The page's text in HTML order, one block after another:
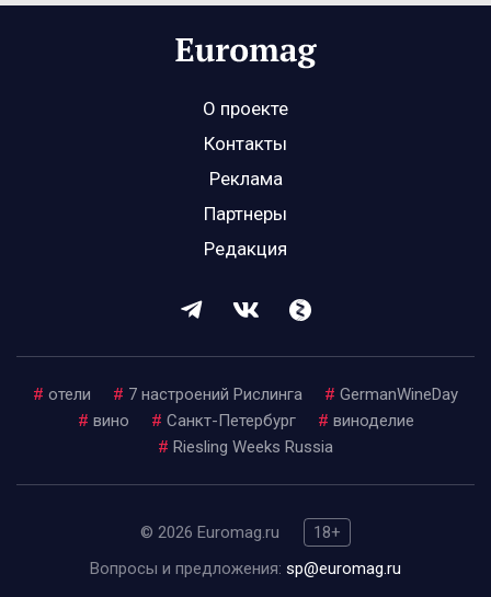
О проекте
Контакты
Реклама
Партнеры
Редакция
# отели # 7 настроений Рислинга # GermanWineDay
# вино # Санкт-Петербург # виноделие
# Riesling Weeks Russia
© 2026 Euromag.ru
18+
Вопросы и предложения: sp@euromag.ru